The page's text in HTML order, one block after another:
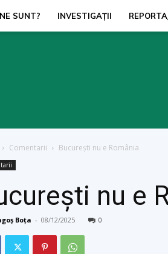
SUNT? INVESTIGAŢII
Comentarii București nu e România
nu e
Boța - 08/12/2025 0